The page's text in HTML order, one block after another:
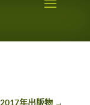
2017年出版物 →